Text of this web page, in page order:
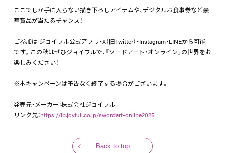
ここでしか手に入らない描き下ろしアイテムや、デジタルお食事券など豪
華賞品が当たるチャンス！
ご参加は ジョイフル公式アプリ・X（旧Twitter）・Instagram・LINEから可能
です。この秋はぜひジョイフルで、『ソードアート・オンライン』の世界をお
楽しみください！
※本キャンペーンは予告なく終了する場合がございます。
発売元・メーカー：株式会社ジョイフル
リンク先：https://lp.joyfull.co.jp/swordart-online2025
Back to top